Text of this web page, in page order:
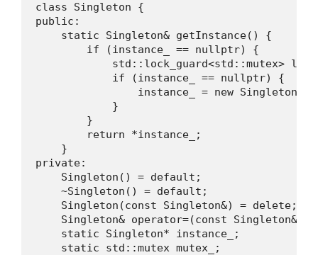
class Singleton {
public:
    static Singleton& getInstance() {
        if (instance_ == nullptr) {
std::lock_guard<std::mutex>
            if (instance_ == nullptr) {
                instance_ = new Singleton();
            }
        }
        return *instance_;
    }
private:
    Singleton() = default;
    ~Singleton() = default;
    Singleton(const Singleton&) = delete;
Singleton& operator=(const Singleton&)
    static Singleton* instance_;
    static std::mutex mutex_;